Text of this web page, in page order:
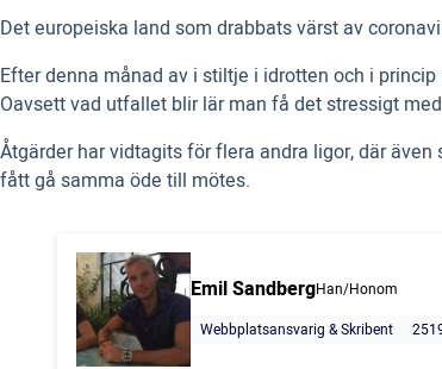
Det europeiska land som drabbats värst av
Efter denna månad av i stiltje i idrotten och i
Oavsett vad utfallet blir lär man få det stressigt
Åtgärder har vidtagits för flera andra ligor, där
fått gå samma öde till mötes.
Emil SandbergHan/Honom
Webbplatsansvarig & Skribent